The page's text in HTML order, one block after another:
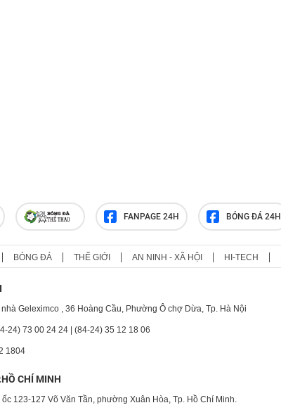
FANPAGE 24H BÓNG ĐÁ 24H
BÓNG ĐÁ THẾ GIỚI AN NINH - XÃ HỘI HI-TECH
Geleximco , 36 Hoàng Cầu, Phường Ô chợ Dừa, Tp. Hà Nội
24) 73 00 24 24 | (84-24) 35 12 18 06
1804
CHÍ MINH
ốc 123-127 Võ Văn Tần, phường Xuân Hòa, Tp. Hồ Chí Minh.